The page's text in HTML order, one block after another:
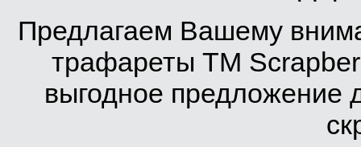
Предлагаем Вашему
трафареты TM
выгодное